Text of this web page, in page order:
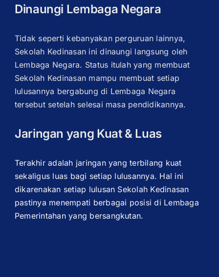
Dinaungi Lembaga Negara
Tidak seperti kebanyakan perguruan lainnya,
Sekolah Kedinasan ini dinaungi langsung oleh
Lembaga Negara. Status itulah yang membuat
Sekolah Kedinasan mampu membuat setiap
lulusannya bergabung di Lembaga Negara
tersebut setelah selesai masa pendidikannya.
Jaringan yang Kuat & Luas
Terakhir adalah jaringan yang terbilang kuat
sekaligus luas bagi setiap lulusannya. Hal ini
dikarenakan setiap lulusan Sekolah Kedinasan
pastinya menempati berbagai posisi di Lembaga
Pemerintahan yang bersangkutan.